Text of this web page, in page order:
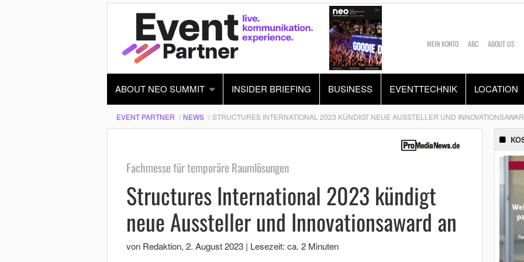
MEIN KONTO ABC ABOUT US
ABOUT NEO SUMMIT INSIDER BRIEFING BUSINESS EVENTTECHNIK LOCATION
EVENT PARTNER NEWS STRUCTURES INTERNATIONAL 2023 KÜNDIGT NEUE AUSSTELLER UND
Fachmesse für temporäre Raumlösungen
Structures International 2023 kündigt
neue Aussteller und Innovationsaward an
von Redaktion, 2. August 2023 | Lesezeit: ca. 2 Minuten